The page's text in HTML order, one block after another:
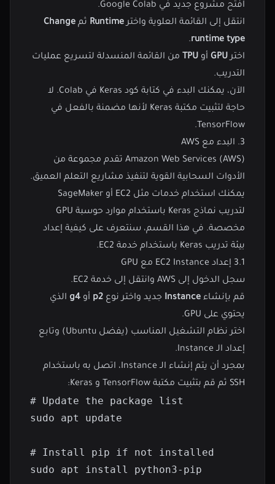
افتح مشروع جديد في Google Colab
.
انتقل إلى القائمة العلوية واختر Runtime ثم Change
runtime type
.
اختر GPU أو TPU من القائمة المنسدلة لتسريع عمليات
التدريب.
الآن، يمكنك البدء في كتابة كود Keras في Colab. لا
حاجة لتثبيت مكتبة Keras لأنها مضمنة بالفعل في
TensorFlow.
3. البدء مع AWS
Amazon Web Services (AWS) تقدم مجموعة من
الأدوات السحابية القوية لتنفيذ مشاريع التعلم العميق.
يمكنك استخدام خدمات مثل EC2 أو SageMaker
لتدريب نماذج Keras باستخدام موارد حوسبة GPU
مخصصة. في هذا القسم، سنتعرف على كيفية إعداد
بيئة تدريب Keras باستخدام خدمة EC2.
3.1 إعداد EC2 Instance مع GPU
سجل الدخول إلى AWS وانتقل إلى خدمة EC2.
قم بإنشاء Instance جديد واختر نوع p2 أو g4 الذي
يحتوي على GPU.
اختر نظام التشغيل المناسب (يفضل Ubuntu) وتابع
إعداد الـ Instance.
بمجرد أن يتم إنشاء الـ Instance، اتصل به باستخدام
SSH ثم قم بتثبيت مكتبة TensorFlow و Keras:
# Update the package list
sudo apt update
# Install pip if not installed
sudo apt install python3-pip